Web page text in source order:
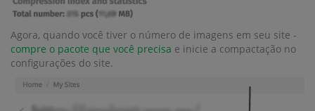
Agora, quando você tiver o número de imagens em seu site -
compre o pacote que você precisa e inicie a compactação no
configurações do site.